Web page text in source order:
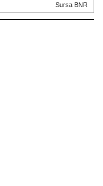
Sursa BNR